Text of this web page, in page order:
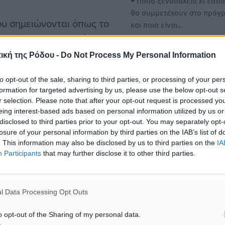
της Ρόδου - Do Not Process My Personal Information
opt-out of the sale, sharing to third parties, or processing of your
for targeted advertising by us, please use the below opt-out
selection. Please note that after your opt-out request is processed
interest-based ads based on personal information utilized by us
to third parties prior to your opt-out. You may separately
of your personal information by third parties on the IAB’s list of
This information may also be disclosed by us to third parties on the
Participants that may further disclose it to other third parties.
Data Processing Opt Outs
opt-out of the Sharing of my personal data.
σημειώνονται όπως το
και στις υπηρεσίες
ανεβάζουν τις τιμές.
και αυτοί
στο Ηνωμένο Βασίλειο)
αυξήσεις.
που θέλουν να κάνουν
-λέει η κα Κάππα.
αγορές
από τα απέναντι
αφού επιλέγουν να
θα συμμετέχουν στο
και ποια είναι…
Βασίλης Α. Υψηλάντης:
γενικότερη λειτουργία του
Ελληνικού
O Κοσμήτορας της Βουλής
βουλευτής Δωδεκανήσων
Α Υψηλάντη συμμετείχε